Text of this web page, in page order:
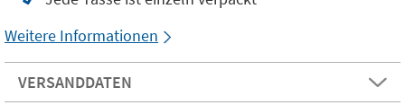
Weitere Informationen
VERSANDDATEN